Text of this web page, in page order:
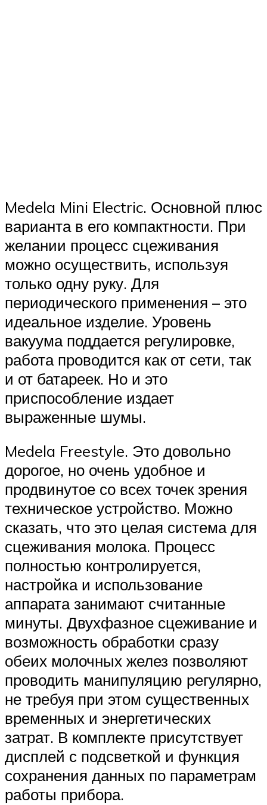
Medela Mini Electric. Основной плюс
варианта в его компактности. При
желании процесс сцеживания
можно осуществить, используя
только одну руку. Для
периодического применения – это
идеальное изделие. Уровень
вакуума поддается регулировке,
работа проводится как от сети, так
и от батареек. Но и это
приспособление издает
выраженные шумы.
Medela Freestyle. Это довольно
дорогое, но очень удобное и
продвинутое со всех точек зрения
техническое устройство. Можно
сказать, что это целая система для
сцеживания молока. Процесс
полностью контролируется,
настройка и использование
аппарата занимают считанные
минуты. Двухфазное сцеживание и
возможность обработки сразу
обеих молочных желез позволяют
проводить манипуляцию регулярно,
не требуя при этом существенных
временных и энергетических
затрат. В комплекте присутствует
дисплей с подсветкой и функция
сохранения данных по параметрам
работы прибора.